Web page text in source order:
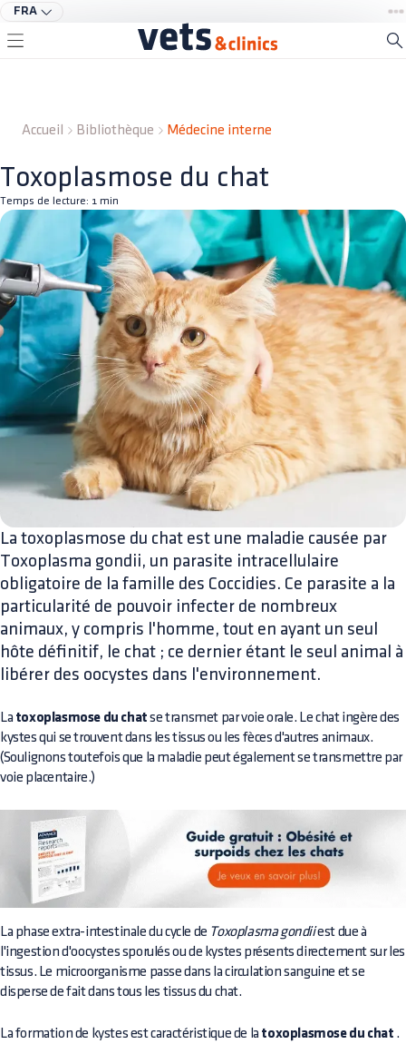
FRA
Accueil Bibliothèque Médecine interne
Toxoplasmose du chat
Temps de lecture: 1 min
La toxoplasmose du chat est une maladie causée par
Toxoplasma gondii, un parasite intracellulaire
obligatoire de la famille des Coccidies. Ce parasite a la
particularité de pouvoir infecter de nombreux
animaux, y compris l'homme, tout en ayant un seul
hôte définitif, le chat ; ce dernier étant le seul animal à
libérer des oocystes dans l'environnement.
La toxoplasmose du chat se transmet par voie orale. Le chat ingère des
kystes qui se trouvent dans les tissus ou les fèces d'autres animaux.
(Soulignons toutefois que la maladie peut également se transmettre par
voie placentaire.)
La phase extra-intestinale du cycle de Toxoplasma gondiiest due à
l'ingestion d'oocystes sporulés ou de kystes présents directement sur les
tissus. Le microorganisme passe dans la circulation sanguine et se
disperse de fait dans tous les tissus du chat.
La formation de kystes est caractéristique de la toxoplasmose du chat .